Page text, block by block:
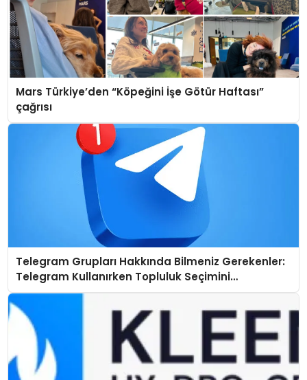
Mars Türkiye’den “Köpeğini İşe Götür Haftası”
çağrısı
Telegram Grupları Hakkında Bilmeniz Gerekenler:
Telegram Kullanırken Topluluk Seçimini
Kolaylaştırın